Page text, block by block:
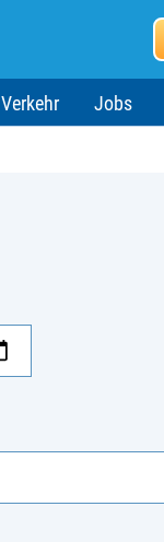
Verkehr Jobs